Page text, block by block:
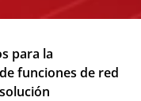
para la
funciones de red